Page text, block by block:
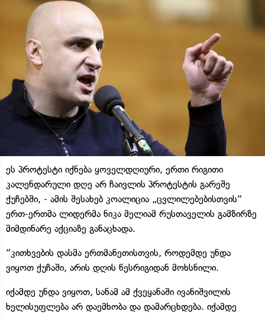
ეს პროტესტი იქნება ყოველდღიური, ერთი რიგითი
კალენდარული დღე არ ჩაივლის პროტესტის გარეშე
ქუჩებში, - ამის შესახებ კოალიცია „ცვლილებებისთვის“
ერთ-ერთმა ლიდერმა ნიკა მელიამ რუსთაველის გამზირზე
მიმდინარე აქციაზე განაცხადა.
“კითხვების დასმა ერთმანეთისთვის, როდემდე უნდა
ვიყოთ ქუჩაში, არის დღის წესრიგიდან მოხსნილი.
იქამდე უნდა ვიყოთ, სანამ ამ ქვეყანაში ივანიშვილის
ხელისუფლება არ დაემხობა და დამარცხდება. იქამდე